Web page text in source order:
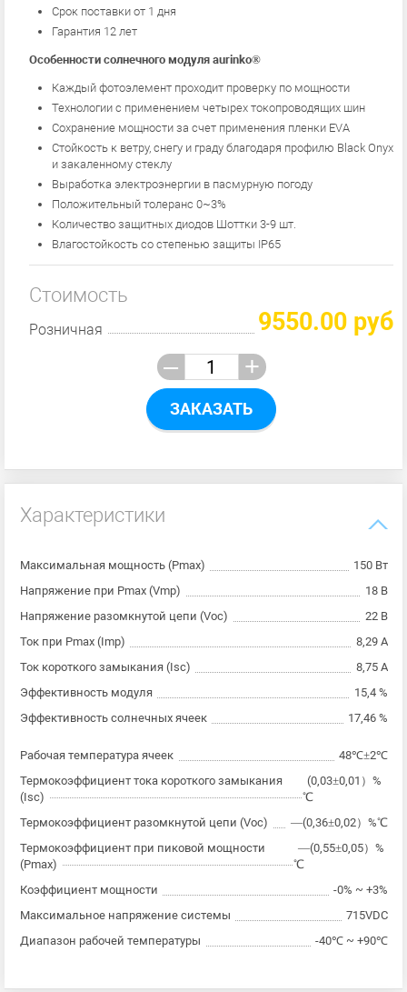
Срок поставки от 1 дня
Гарантия 12 лет
Особенности солнечного модуля aurinko®
Каждый фотоэлемент проходит проверку по мощности
Технологии с применением четырех токопроводящих шин
Сохранение мощности за счет применения пленки EVA
Стойкость к ветру, снегу и граду благодаря профилю Black Onyx
и закаленному стеклу
Выработка электроэнергии в пасмурную погоду
Положительный толеранс 0~3%
Количество защитных диодов Шоттки 3-9 шт.
Влагостойкость со степенью защиты IP65
Стоимость
Розничная
9550.00 руб
–
+
ЗАКАЗАТЬ
Характеристики
Максимальная мощность (Pmax)
150 Вт
Напряжение при Pmax (Vmp)
18 В
Напряжение разомкнутой цепи (Voc)
22 В
Ток при Pmax (Imp)
8,29 А
Ток короткого замыкания (Isc)
8,75 А
Эффективность модуля
15,4 %
Эффективность солнечных ячеек
17,46 %
Рабочая температура ячеек
48℃±2℃
Термокоэффициент тока короткого замыкания
(Isc)
(0,03±0,01）%
℃
Термокоэффициент разомкнутой цепи (Voc)
—(0,36±0,02）%℃
Термокоэффициент при пиковой мощности
(Pmax)
—(0,55±0,05）%
℃
Коэффициент мощности
-0% ~ +3%
Максимальное напряжение системы
715VDC
Диапазон рабочей температуры
-40℃ ~ +90℃